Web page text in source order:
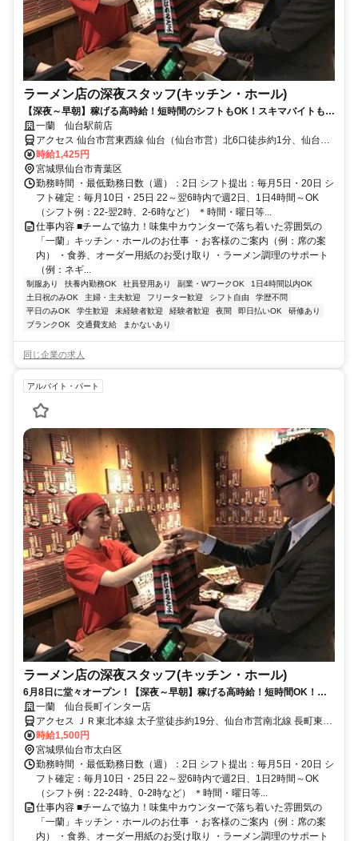
ラーメン店の深夜スタッフ(キッチン・ホール)
【深夜～早朝】稼げる高時給！短時間のシフトもOK！スキマバイトも日
払いも可・髪色自由！
一蘭 仙台駅前店
アクセス 仙台市営東西線 仙台（仙台市営）北6口徒歩約1分、仙台市
営南北線 仙台（仙台市営）北6口徒歩約1分、ＪＲ仙石線 あおば通エ
レベータ出入口徒歩約2分
時給1,425円
宮城県仙台市青葉区
勤務時間 ・最低勤務日数（週）：2日 シフト提出：毎月5日・20日 シ
フト確定：毎月10日・25日 22～翌6時内で週2日、1日4時間～OK
（シフト例：22-翌2時、2-6時など） ＊時間・曜日等...
仕事内容 ■チームで協力！味集中カウンターで落ち着いた雰囲気の
「一蘭」キッチン・ホールのお仕事 ・お客様のご案内（例：席の案
内） ・食券、オーダー用紙のお受け取り ・ラーメン調理のサポート
（例：ネギ...
制服あり 扶養内勤務OK 社員登用あり 副業・WワークOK
1日4時間以内OK
土日祝のみOK
主婦・主夫歓迎 フリーター歓迎 シフト自由
学歴不問
平日のみOK
学生歓迎 未経験者歓迎 経験者歓迎 夜間 即日払いOK
研修あり
ブランクOK
交通費支給 まかないあり
同じ企業の求人
アルバイト・パート
ラーメン店の深夜スタッフ(キッチン・ホール)
6月8日に堂々オープン！【深夜～早朝】稼げる高時給！短時間OK！ス
キマバイトも日払いも可・髪色自由！
一蘭 仙台長町インター店
アクセス ＪＲ東北本線 太子堂徒歩約19分、仙台市営南北線 長町東口
徒歩約21分、ＪＲ東北本線 長町東口徒歩約21分
時給1,500円
宮城県仙台市太白区
勤務時間 ・最低勤務日数（週）：2日 シフト提出：毎月5日・20日 シ
フト確定：毎月10日・25日 22～翌6時内で週2日、1日2時間～OK
（シフト例：22-24時、0-2時など） ＊時間・曜日等...
仕事内容 ■チームで協力！味集中カウンターで落ち着いた雰囲気の
「一蘭」キッチン・ホールのお仕事 ・お客様のご案内（例：席の案
内） ・食券、オーダー用紙のお受け取り ・ラーメン調理のサポート